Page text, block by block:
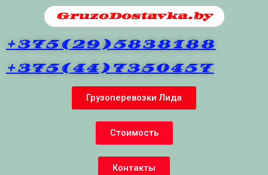
GruzoDostavka.by
+375(29)5838188
+375(44)7350457
Грузоперевозки Лида
Cтоимость
Контакты